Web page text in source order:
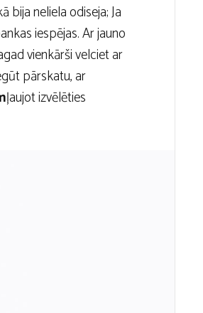
neliela odiseja; Ja
iespējas. Ar jauno
vienkārši velciet ar
pārskatu, ar
ļaujot izvēlēties